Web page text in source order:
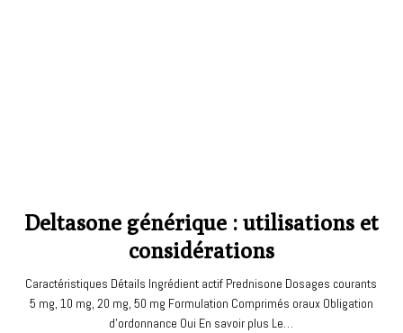
Deltasone générique : utilisations et
considérations
Caractéristiques Détails Ingrédient actif Prednisone Dosages courants
5 mg, 10 mg, 20 mg, 50 mg Formulation Comprimés oraux Obligation
d'ordonnance Oui En savoir plus Le…